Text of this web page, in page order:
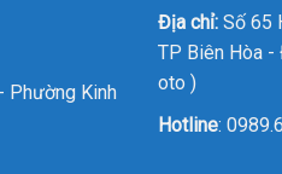
Phường Kinh
Địa chỉ: Số 65
TP Biên Hòa -
oto )
Hotline: